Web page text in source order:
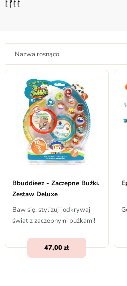
Nazwa rosnąco
Bbuddieez - Zaczepne Buźki.
Zestaw Deluxe
Baw się, stylizuj i odkrywaj
świat z zaczepnymi buźkami!
47,00